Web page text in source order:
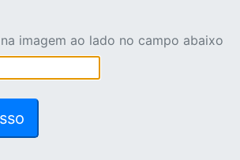
imagem ao lado no campo abaixo